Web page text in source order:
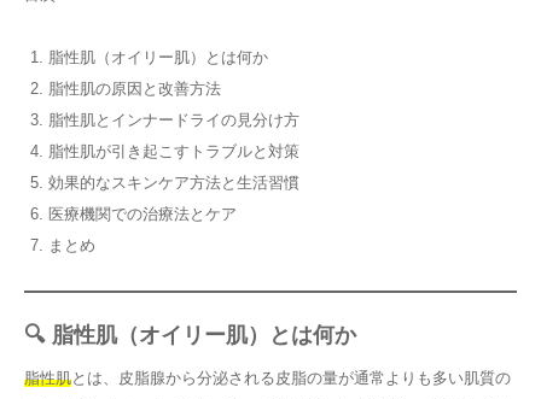
脂性肌（オイリー肌）とは何か
脂性肌の原因と改善方法
脂性肌とインナードライの見分け方
脂性肌が引き起こすトラブルと対策
効果的なスキンケア方法と生活習慣
医療機関での治療法とケア
まとめ
🔍 脂性肌（オイリー肌）とは何か
脂性肌とは、皮脂腺から分泌される皮脂の量が通常よりも多い肌質の